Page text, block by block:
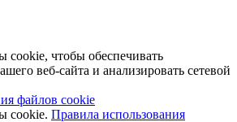
чтобы обеспечивать
веб-сайта и анализировать сетевой
файлов cookie
cookie. Правила использования